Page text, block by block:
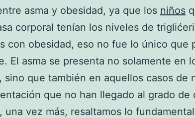
asma y obesidad, ya que los niños
corporal tenían los niveles de
con obesidad, eso no fue lo único que
El asma se presenta no solamente en
sino que también en aquellos casos de
que no han llegado al grado de
una vez más, resaltamos lo